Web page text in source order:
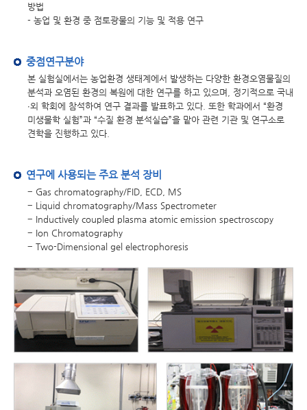
방법
- 농업 및 환경 중 점토광물의 기능 및 적용 연구
중점연구분야
본 실험실에서는 농업환경 생태계에서 발생하는 다양한 환경오염물질의
분석과 오염된 환경의 복원에 대한 연구를 하고 있으며, 정기적으로 국내
∙외 학회에 참석하여 연구 결과를 발표하고 있다. 또한 학과에서 “환경
미생물학 실험”과 “수질 환경 분석실습”을 맡아 관련 기관 및 연구소로
견학을 진행하고 있다.
연구에 사용되는 주요 분석 장비
− Gas chromatography/FID, ECD, MS
− Liquid chromatography/Mass Spectrometer
− Inductively coupled plasma atomic emission spectroscopy
− Ion Chromatography
− Two-Dimensional gel electrophoresis